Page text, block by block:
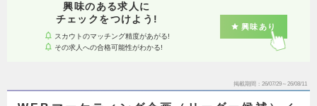
興味のある求人に
チェックをつけよう!
スカウトのマッチング精度があがる!
その求人への合格可能性がわかる!
興味あり
掲載期間 26/07/29～26/08/11